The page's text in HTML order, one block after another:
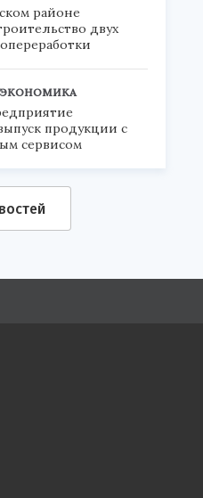
районе
двух
ЭКОНОМИКА
продукции с
сервисом